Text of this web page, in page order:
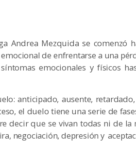
Andrea Mezquida se comenzó
de enfrentarse a una
emocionales y físicos
anticipado, ausente,
el duelo tiene una serie de
decir que se vivan todas ni de la
negociación, depresión y